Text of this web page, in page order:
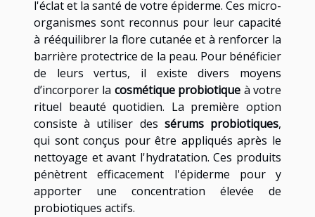
l'éclat et la santé de votre épiderme. Ces micro-
organismes sont reconnus pour leur capacité
à rééquilibrer la flore cutanée et à renforcer la
barrière protectrice de la peau. Pour bénéficier
de leurs vertus, il existe divers moyens
d’incorporer la cosmétique probiotique à votre
rituel beauté quotidien. La première option
consiste à utiliser des sérums probiotiques,
qui sont conçus pour être appliqués après le
nettoyage et avant l'hydratation. Ces produits
pénètrent efficacement l'épiderme pour y
apporter une concentration élevée de
probiotiques actifs.